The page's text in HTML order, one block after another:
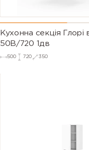
Кухонна секція Глорі
50В/720 1дв
500 720 350